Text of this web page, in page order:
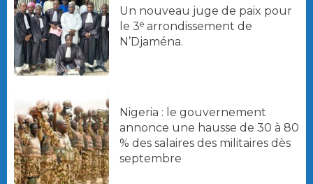
Un nouveau juge de paix pour
le 3ᵉ arrondissement de
N’Djaména.
Nigeria : le gouvernement
annonce une hausse de 30 à 80
% des salaires des militaires dès
septembre